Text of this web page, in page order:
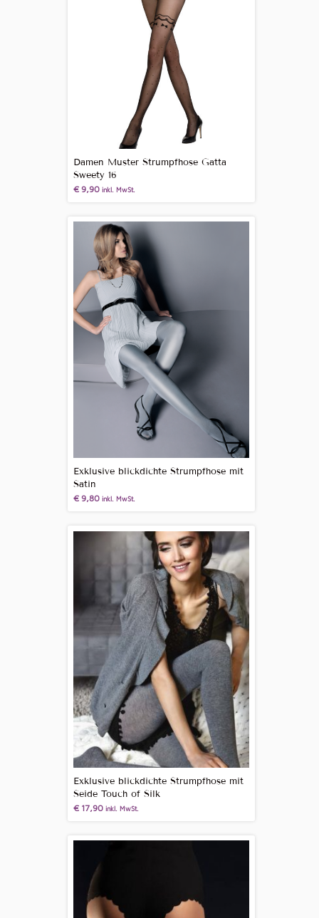
Damen Muster Strumpfhose Gatta
Sweety 16
€9,90 inkl. MwSt.
Exklusive blickdichte Strumpfhose mit
Satin
€9,80 inkl. MwSt.
Exklusive blickdichte Strumpfhose mit
Seide Touch of Silk
€17,90 inkl. MwSt.